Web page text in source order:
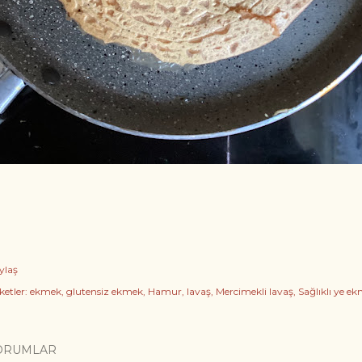
ekmek glutensiz ekmek Hamur lavaş Mercimekli lavaş Sağlıklı ye